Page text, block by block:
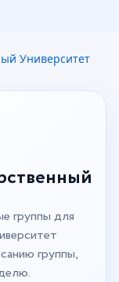
Университет
группы для
группы,